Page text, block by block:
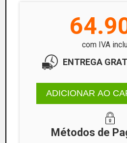
com IVA
ENTREGA
ADICIONAR AO
Métodos de